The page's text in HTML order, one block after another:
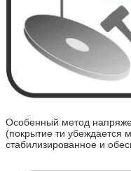
Особенный метод
(покрытие ти убеждается
стабилизированное и